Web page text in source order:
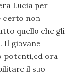
Lucia per
certo non
quello che gli
Il giovane
potenti,ed ora
il suo